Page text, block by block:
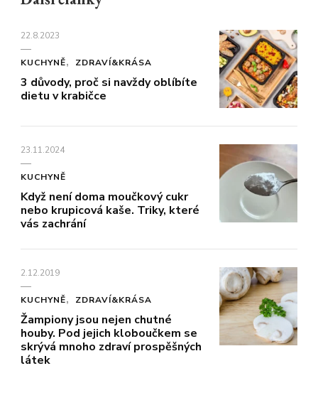
22.8.2023
KUCHYNĚ ZDRAVÍ&KRÁSA
3 důvody, proč si navždy oblíbíte
dietu v krabičce
23.11.2024
KUCHYNĚ
Když není doma moučkový cukr
nebo krupicová kaše. Triky, které
vás zachrání
2.12.2019
KUCHYNĚ ZDRAVÍ&KRÁSA
Žampiony jsou nejen chutné
houby. Pod jejich kloboučkem se
skrývá mnoho zdraví prospěšných
látek